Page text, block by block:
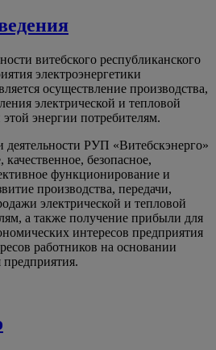
витебского республиканского
электроэнергетики
осуществление производства,
электрической и тепловой
энергии потребителям.
РУП «Витебскэнерго»
безопасное,
функционирование и
производства, передачи,
электрической и тепловой
а также получение прибыли для
интересов предприятия
работников на основании
предприятия.